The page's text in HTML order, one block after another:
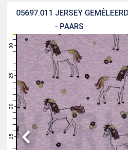
JERSEY
- PAARS
05697.011
15
16
17
20
21
22
24
25
26
28
30